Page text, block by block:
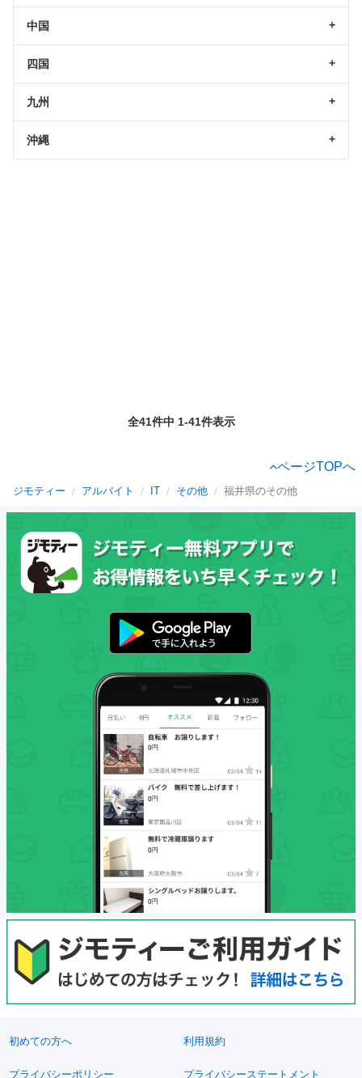
中国
四国
九州
沖縄
全41件中 1-41件表示
ページTOPへ
ジモティー アルバイト IT その他 福井県のその他
初めての方へ 利用規約
プライバシーポリシー プライバシーステートメント